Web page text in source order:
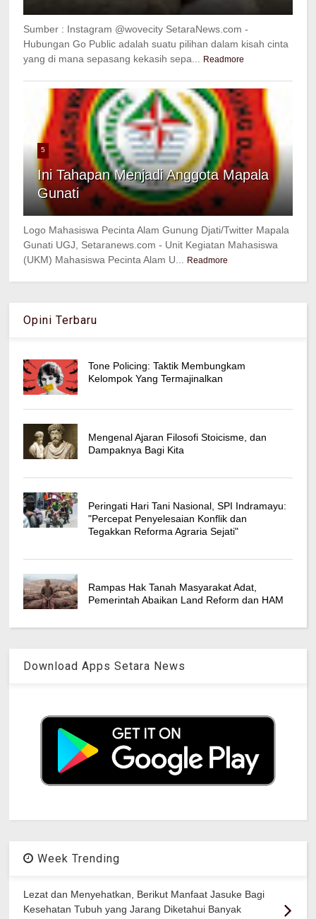
Sumber : Instagram @wovecity SetaraNews.com -
Hubungan Go Public adalah suatu pilihan dalam kisah cinta
yang di mana sepasang kekasih sepa...
Readmore
5
Ini Tahapan Menjadi Anggota Mapala
Gunati
Logo Mahasiswa Pecinta Alam Gunung Djati/Twitter Mapala
Gunati UGJ, Setaranews.com - Unit Kegiatan Mahasiswa
(UKM) Mahasiswa Pecinta Alam U...
Readmore
Opini Terbaru
Tone Policing: Taktik Membungkam
Kelompok Yang Termajinalkan
Mengenal Ajaran Filosofi Stoicisme, dan
Dampaknya Bagi Kita
Peringati Hari Tani Nasional, SPI Indramayu:
"Percepat Penyelesaian Konflik dan
Tegakkan Reforma Agraria Sejati"
Rampas Hak Tanah Masyarakat Adat,
Pemerintah Abaikan Land Reform dan HAM
Download Apps Setara News
Week Trending
Lezat dan Menyehatkan, Berikut Manfaat Jasuke Bagi
Kesehatan Tubuh yang Jarang Diketahui Banyak